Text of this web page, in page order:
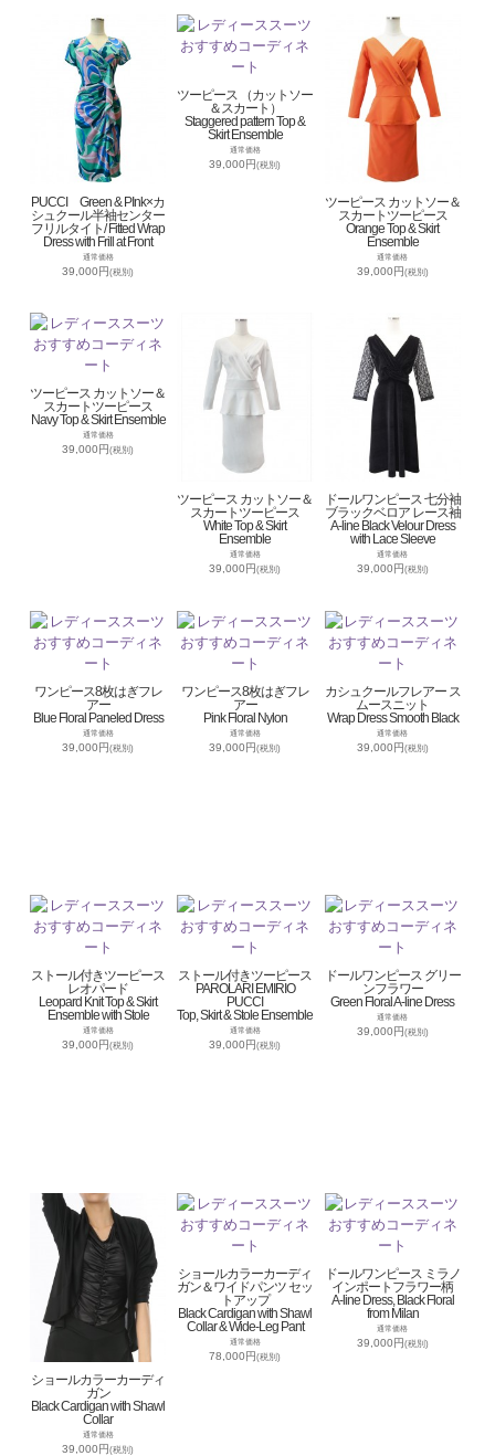
PUCCI Green & PInk×カ
シュクール半袖センター
フリルタイト/ Fitted Wrap
Dress with Frill at Front
通常価格
39,000円(税別)
ツーピース （カットソー
＆スカート）
Staggered pattern Top &
Skirt Ensemble
通常価格
39,000円(税別)
ツーピース カットソー＆
スカートツーピース
Orange Top & Skirt
Ensemble
通常価格
39,000円(税別)
ツーピース カットソー＆
スカートツーピース
Navy Top & Skirt Ensemble
通常価格
39,000円(税別)
ツーピース カットソー＆
スカートツーピース
White Top & Skirt
Ensemble
通常価格
39,000円(税別)
ドールワンピース 七分袖
ブラックベロア レース袖
A-line Black Velour Dress
with Lace Sleeve
通常価格
39,000円(税別)
ワンピース8枚はぎフレ
アー
Blue Floral Paneled Dress
通常価格
39,000円(税別)
ワンピース8枚はぎフレ
アー
Pink Floral Nylon
通常価格
39,000円(税別)
カシュクールフレアー ス
ムースニット
Wrap Dress Smooth Black
通常価格
39,000円(税別)
ストール付きツーピース
レオパード
Leopard Knit Top & Skirt
Ensemble with Stole
通常価格
39,000円(税別)
ストール付きツーピース
PAROLARI EMIRIO
PUCCI
Top, Skirt & Stole Ensemble
通常価格
39,000円(税別)
ドールワンピース グリー
ンフラワー
Green Floral A-line Dress
通常価格
39,000円(税別)
ショールカラーカーディ
ガン
Black Cardigan with Shawl
Collar
通常価格
39,000円(税別)
ショールカラーカーディ
ガン＆ワイドパンツ セッ
トアップ
Black Cardigan with Shawl
Collar & Wide-Leg Pant
通常価格
78,000円(税別)
ドールワンピース ミラノ
インポートフラワー柄
A-line Dress, Black Floral
from Milan
通常価格
39,000円(税別)